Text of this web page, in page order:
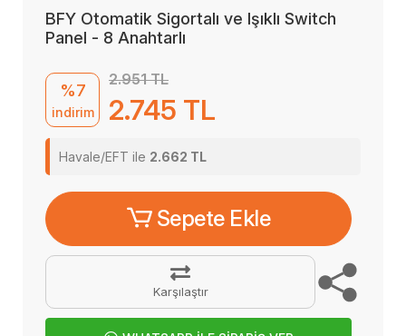
BFY Otomatik Sigortalı ve Işıklı Switch
Panel - 8 Anahtarlı
%7
indirim
2.951 TL
2.745 TL
Havale/EFT ile 2.662 TL
Sepete Ekle
Karşılaştır